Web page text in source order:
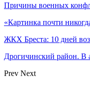
Причины военных
«Картинка почти
ЖКХ Бреста: 10 дней
Дрогичинский район. В
Prev Next